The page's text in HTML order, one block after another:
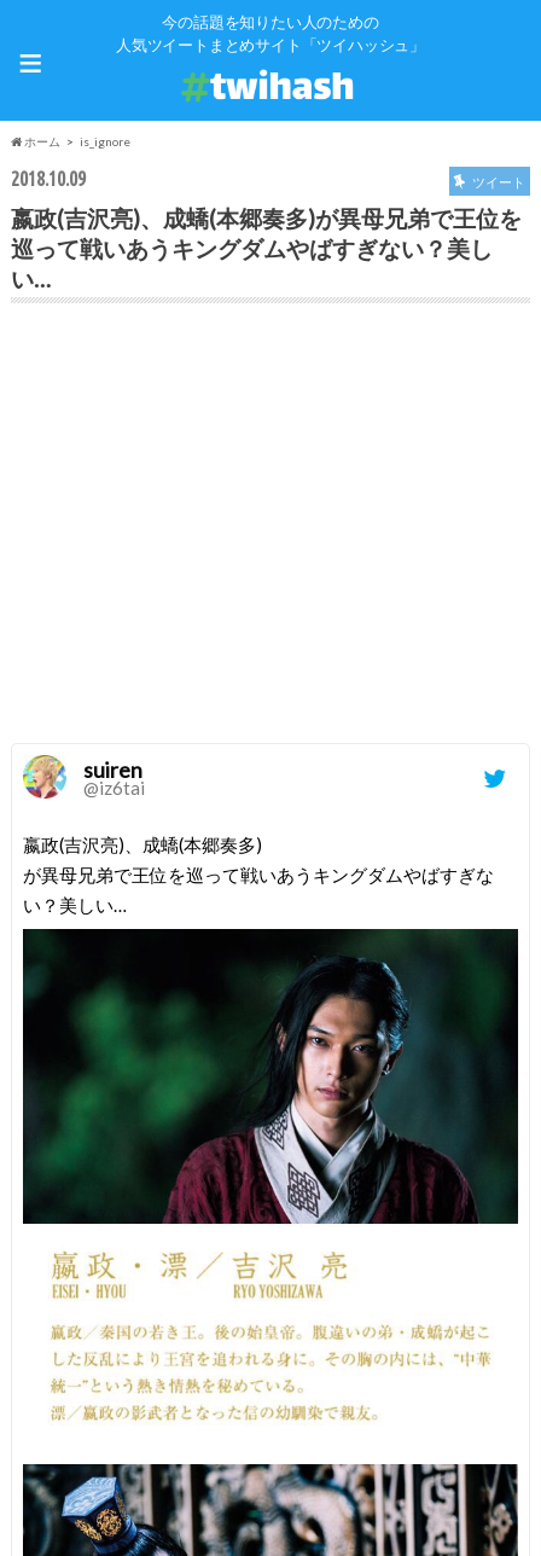
今の話題を知りたい人のための
人気ツイートまとめサイト「ツイハッシュ」
≡
ホーム is_ignore
2018.10.09 ツイート
嬴政(吉沢亮)、成蟜(本郷奏多)が異母兄弟で王位を
巡って戦いあうキングダムやばすぎない？美し
い…
suiren
@iz6tai
嬴政(吉沢亮)、成蟜(本郷奏多)
が異母兄弟で王位を巡って戦いあうキングダムやばすぎな
い？美しい…